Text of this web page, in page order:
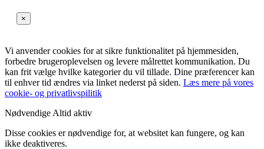
×
Vi anvender cookies for at sikre funktionalitet på hjemmesiden,
forbedre brugeroplevelsen og levere målrettet kommunikation. Du
kan frit vælge hvilke kategorier du vil tillade. Dine præferencer kan
til enhver tid ændres via linket nederst på siden. Læs mere på vores
cookie- og privatlivspilitik
Nødvendige Altid aktiv
Disse cookies er nødvendige for, at websitet kan fungere, og kan
ikke deaktiveres.